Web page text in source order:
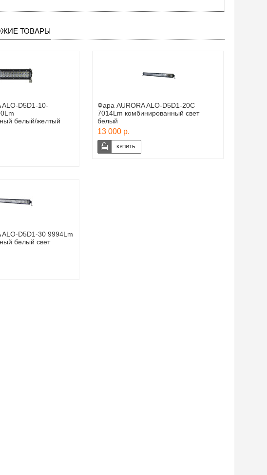
ТОВАРЫ
D5D1-10-
белый/желтый
Фара AURORA ALO-D5D1-20C
7014Lm комбинированный свет
белый
13 000 р.
D5D1-30 9994Lm
белый свет